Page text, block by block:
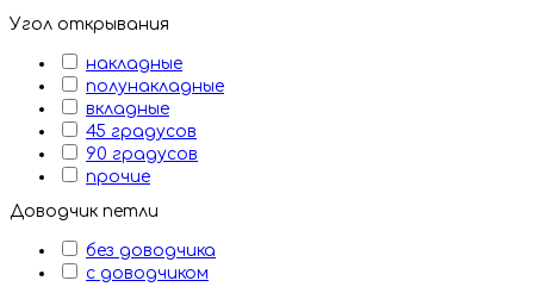
Угол открывания
накладные
полунакладные
вкладные
45 градусов
90 градусов
прочие
Доводчик петли
без доводчика
с доводчиком